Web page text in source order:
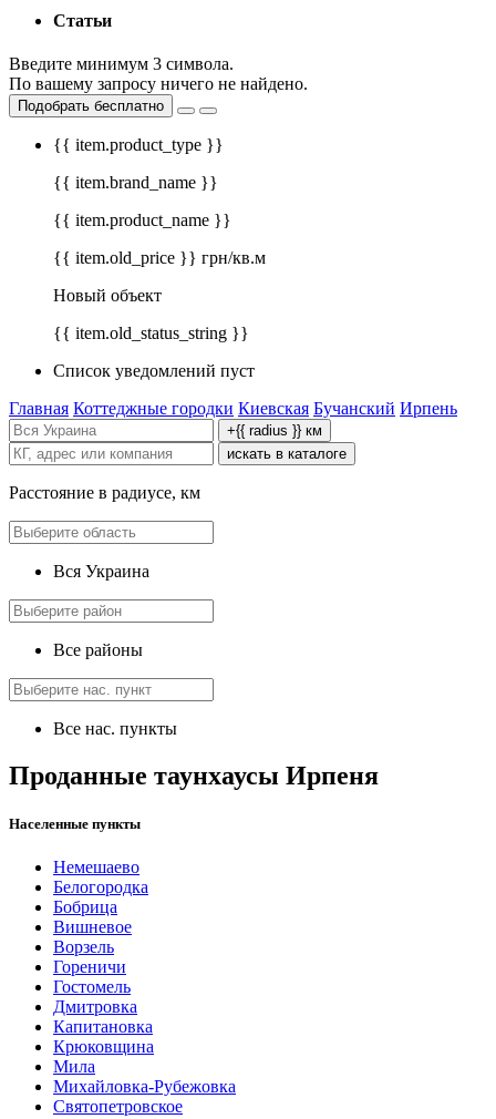
Статьи
Введите минимум 3 символа.
По вашему запросу ничего не найдено.
Подобрать бесплатно
{{ item.product_type }}
{{ item.brand_name }}
{{ item.product_name }}
{{ item.old_price }} грн/кв.м
Новый объект
{{ item.old_status_string }}
Список уведомлений пуст
Главная Коттеджные городки Киевская Бучанский Ирпень
+{{ radius }} км
искать в каталоге
Расстояние в радиусе, км
Вся Украина
Все районы
Все нас. пункты
Проданные таунхаусы Ирпеня
Населенные пункты
Немешаево
Белогородка
Бобрица
Вишневое
Ворзель
Гореничи
Гостомель
Дмитровка
Капитановка
Крюковщина
Мила
Михайловка-Рубежовка
Святопетровское